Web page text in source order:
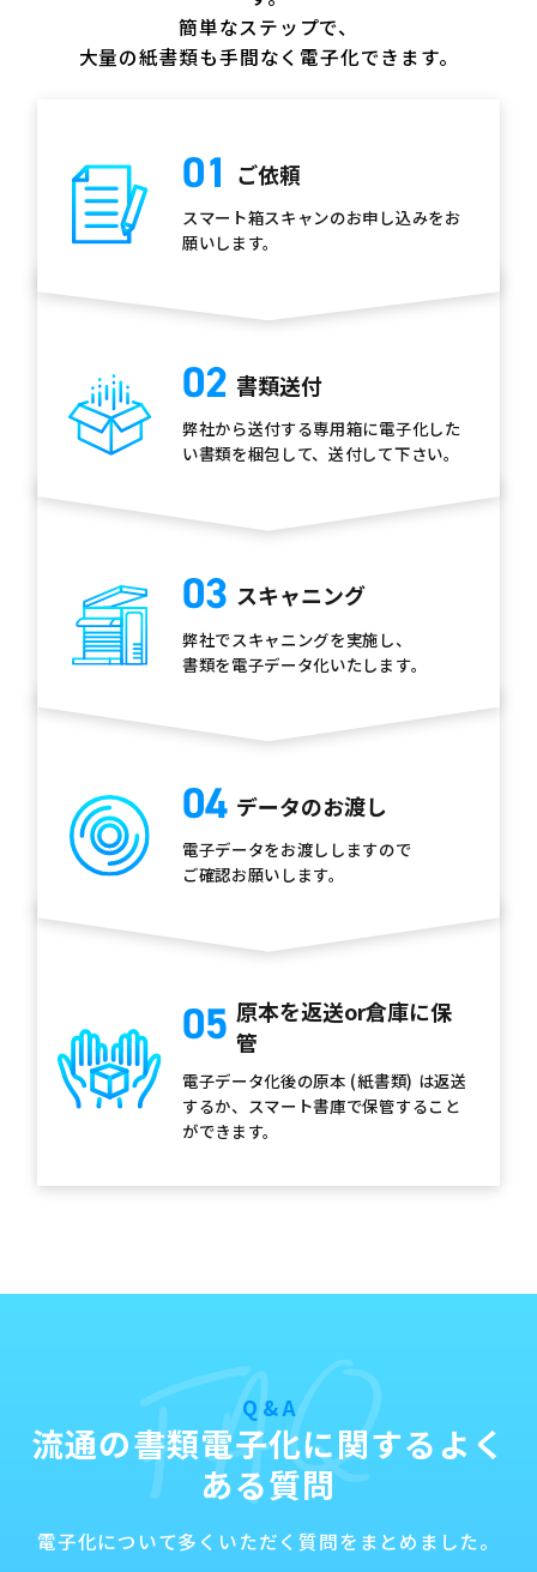
だけで、あとはデータを受け取る
だけ。今では、しっかりスケジュ
ーリングをしながら運用すること
簡単なステップで、
大量の紙書類も手間なく電子化できます。
01 ご依頼
スマート箱スキャンのお申し込みをお
願いします。
02 書類送付
弊社から送付する専用箱に電子化した
い書類を梱包して、送付して下さい。
03 スキャニング
弊社でスキャニングを実施し、
書類を電子データ化いたします。
04 データのお渡し
電子データをお渡ししますので
ご確認お願いします。
05 原本を返送or倉庫に保
管
電子データ化後の原本 (紙書類) は返送
するか、スマート書庫で保管すること
ができます。
Q & A
流通の書類電子化に関するよく
ある質問
FAQ
電子化について多くいただく質問をまとめました。